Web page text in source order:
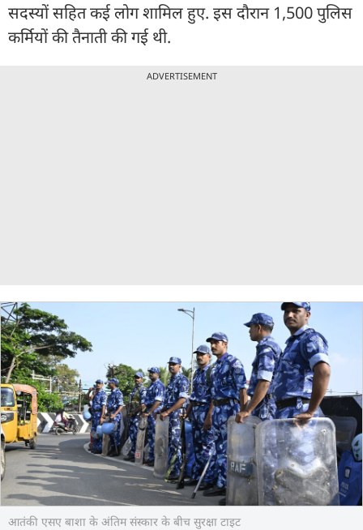
सदस्यों सहित कई लोग शामिल हुए. इस दौरान 1,500 पुलिस
कर्मियों की तैनाती की गई थी.
ADVERTISEMENT
आतंकी एसए बाशा के अंतिम संस्कार के बीच सुरक्षा टाइट